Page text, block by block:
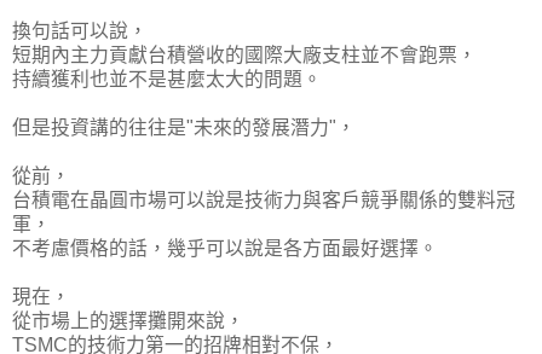
換句話可以說，
短期內主力貢獻台積營收的國際大廠支柱並不會跑票，
持續獲利也並不是甚麼太大的問題。
但是投資講的往往是"未來的發展潛力"，
從前，
台積電在晶圓市場可以說是技術力與客戶競爭關係的雙料冠
軍，
不考慮價格的話，幾乎可以說是各方面最好選擇。
現在，
從市場上的選擇攤開來說，
TSMC的技術力第一的招牌相對不保，